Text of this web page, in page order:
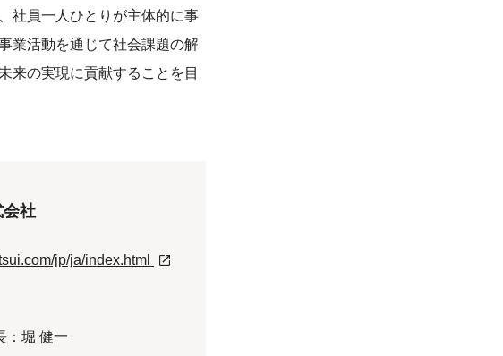
社員一人ひとりが主体的に事
業活動を通じて社会課題の解
来の実現に貢献することを目
会社
jp/ja/index.html
：堀 健一